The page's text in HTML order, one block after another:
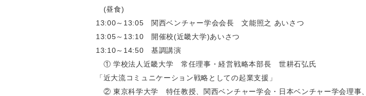
(昼食)
13:00～13:05 関西ベンチャー学会会長 文能照之 あいさつ
13:05～13:10 開催校(近畿大学)あいさつ
13:10～14:50 基調講演
① 学校法人近畿大学 常任理事・経営戦略本部長 世耕石弘氏
「近大流コミュニケーション戦略としての起業支援」
② 東京科学大学 特任教授、関西ベンチャー学会・日本ベンチャー学会理事、